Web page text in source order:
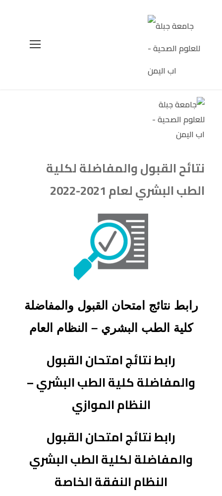
نتائح القبول والمفاضلة لكلية
الطب البشري لعام 2021-2022
رابط نتائج امتحان القبول والمفاضلة
كلية الطب البشري – النظام العام
رابط نتائج امتحان القبول
والمفاضلة كلية الطب البشري –
النظام الموازي
رابط نتائج امتحان القبول
والمفاضلة لكلية الطب البشري
النظام النفقة الخاصة